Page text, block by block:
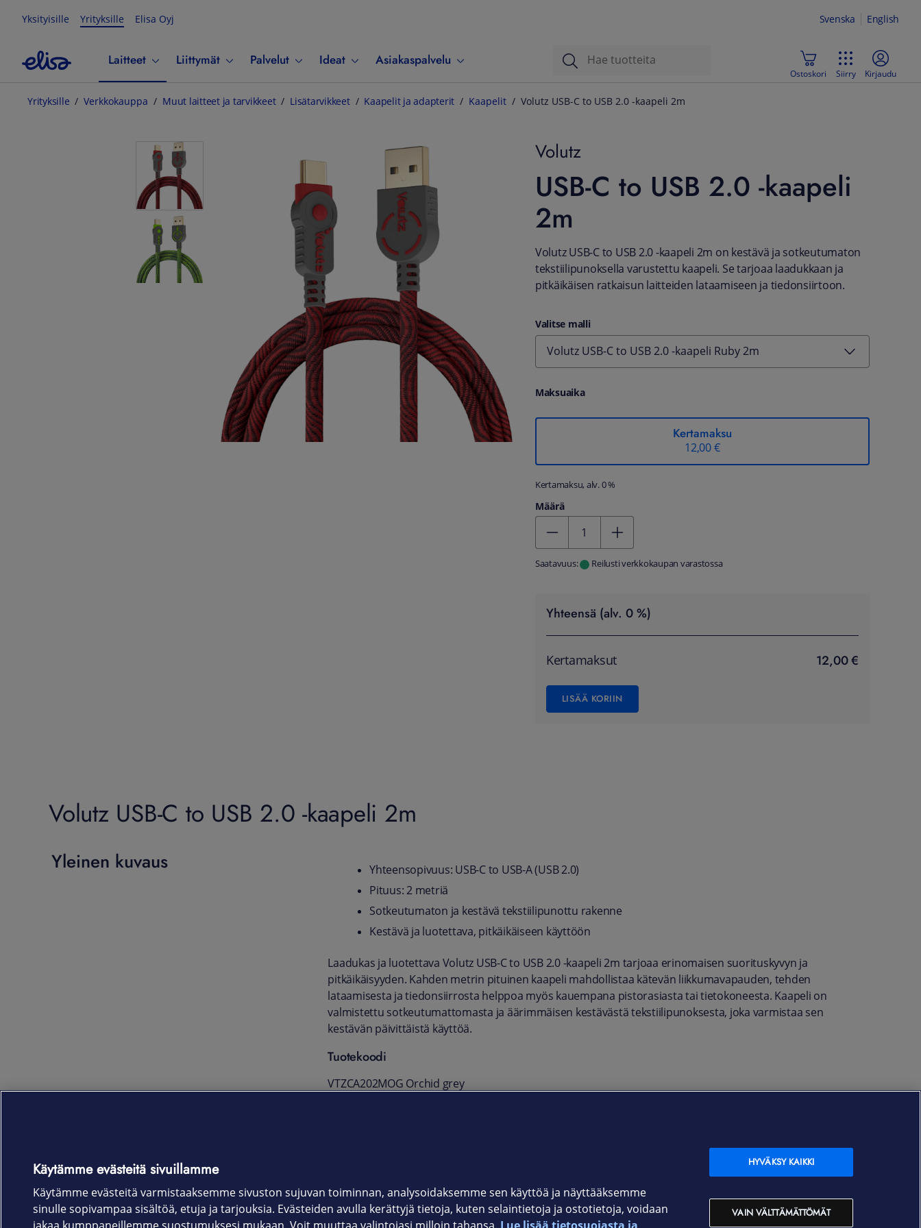
Yksityisille Yrityksille Elisa Oyj Svenska English
Laitteet Liittymät Palvelut Ideat Asiakaspalvelu
Ostoskori Siirry Kirjaudu
Yrityksille Verkkokauppa Muut laitteet ja tarvikkeet Lisätarvikkeet Kaapelit ja adapterit Kaapelit Volutz USB-C to USB 2.0 -kaapeli 2m
Volutz
USB-C to USB 2.0 -kaapeli
2m
Volutz USB-C to USB 2.0 -kaapeli 2m on kestävä ja sotkeutumaton
tekstiilipunoksella varustettu kaapeli. Se tarjoaa laadukkaan ja
pitkäikäisen ratkaisun laitteiden lataamiseen ja tiedonsiirtoon.
Valitse malli
Volutz USB-C to USB 2.0 -kaapeli Ruby 2m
Maksuaika
Kertamaksu
12,00 €
Kertamaksu, alv. 0 %
Määrä
Saatavuus: Reilusti verkkokaupan varastossa
Yhteensä (alv. 0 %)
Kertamaksut 12,00 €
LISÄÄ KORIIN
Volutz USB-C to USB 2.0 -kaapeli 2m
Yleinen kuvaus
Yhteensopivuus: USB-C to USB-A (USB 2.0)
Pituus: 2 metriä
Sotkeutumaton ja kestävä tekstiilipunottu rakenne
Kestävä ja luotettava, pitkäikäiseen käyttöön
Laadukas ja luotettava Volutz USB-C to USB 2.0 -kaapeli 2m tarjoaa erinomaisen suorituskyvyn ja
pitkäikäisyyden. Kahden metrin pituinen kaapeli mahdollistaa kätevän liikkumavapauden, tehden
lataamisesta ja tiedonsiirrosta helppoa myös kauempana pistorasiasta tai tietokoneesta. Kaapeli on
valmistettu sotkeutumattomasta ja äärimmäisen kestävästä tekstiilipunoksesta, joka varmistaa sen
kestävän päivittäistä käyttöä.
Tuotekoodi
VTZCA202MOG Orchid grey
Käytämme evästeitä sivuillamme
Käytämme evästeitä varmistaaksemme sivuston sujuvan toiminnan, analysoidaksemme sen käyttöä ja näyttääksemme
sinulle sopivampaa sisältöä, etuja ja tarjouksia. Evästeiden avulla kerättyjä tietoja, kuten selaintietoja ja ostotietoja, voidaan
VAIN VÄLTTÄMÄTTÖMÄT
HYVÄKSY KAIKKI